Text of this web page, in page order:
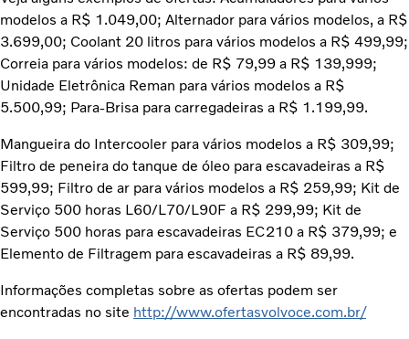
modelos a R$ 1.049,00; Alternador para vários modelos, a R$
3.699,00; Coolant 20 litros para vários modelos a R$ 499,99;
Correia para vários modelos: de R$ 79,99 a R$ 139,999;
Unidade Eletrônica Reman para vários modelos a R$
5.500,99; Para-Brisa para carregadeiras a R$ 1.199,99.
Mangueira do Intercooler para vários modelos a R$ 309,99;
Filtro de peneira do tanque de óleo para escavadeiras a R$
599,99; Filtro de ar para vários modelos a R$ 259,99; Kit de
Serviço 500 horas L60/L70/L90F a R$ 299,99; Kit de
Serviço 500 horas para escavadeiras EC210 a R$ 379,99; e
Elemento de Filtragem para escavadeiras a R$ 89,99.
Informações completas sobre as ofertas podem ser
encontradas no site http://www.ofertasvolvoce.com.br/